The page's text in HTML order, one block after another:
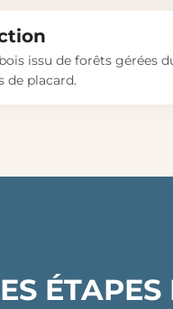
issu de forêts gérées
de placard.
ÉTAPES